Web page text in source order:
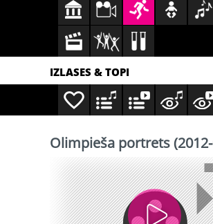
IZLASES & TOPI
Olimpieša portrets